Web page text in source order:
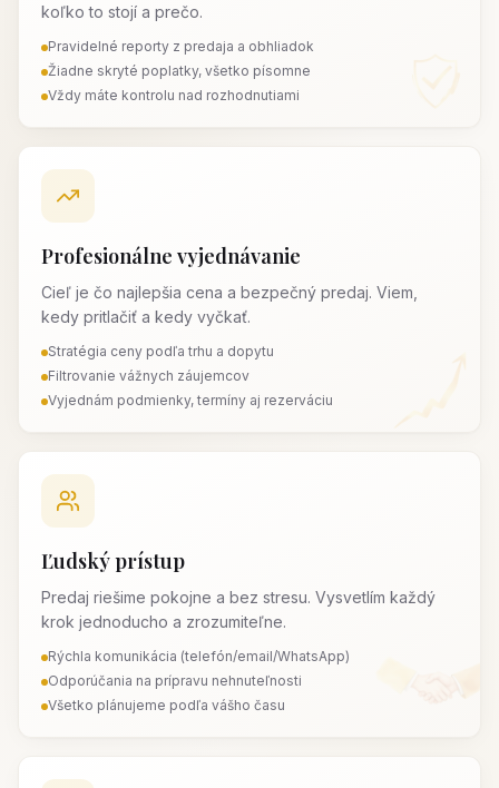
koľko to stojí a prečo.
Pravidelné reporty z predaja a obhliadok
Žiadne skryté poplatky, všetko písomne
Vždy máte kontrolu nad rozhodnutiami
Profesionálne vyjednávanie
Cieľ je čo najlepšia cena a bezpečný predaj. Viem,
kedy pritlačiť a kedy vyčkať.
Stratégia ceny podľa trhu a dopytu
Filtrovanie vážnych záujemcov
Vyjednám podmienky, termíny aj rezerváciu
Ľudský prístup
Predaj riešime pokojne a bez stresu. Vysvetlím každý
krok jednoducho a zrozumiteľne.
Rýchla komunikácia (telefón/email/WhatsApp)
Odporúčania na prípravu nehnuteľnosti
Všetko plánujeme podľa vášho času